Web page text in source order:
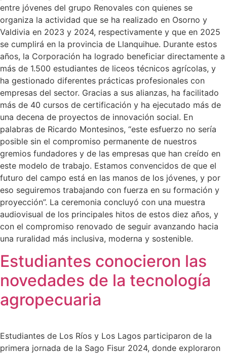
entre jóvenes del grupo Renovales con quienes se
organiza la actividad que se ha realizado en Osorno y
Valdivia en 2023 y 2024, respectivamente y que en 2025
se cumplirá en la provincia de Llanquihue. Durante estos
años, la Corporación ha logrado beneficiar directamente a
más de 1.500 estudiantes de liceos técnicos agrícolas, y
ha gestionado diferentes prácticas profesionales con
empresas del sector. Gracias a sus alianzas, ha facilitado
más de 40 cursos de certificación y ha ejecutado más de
una decena de proyectos de innovación social. En
palabras de Ricardo Montesinos, “este esfuerzo no sería
posible sin el compromiso permanente de nuestros
gremios fundadores y de las empresas que han creído en
este modelo de trabajo. Estamos convencidos de que el
futuro del campo está en las manos de los jóvenes, y por
eso seguiremos trabajando con fuerza en su formación y
proyección”. La ceremonia concluyó con una muestra
audiovisual de los principales hitos de estos diez años, y
con el compromiso renovado de seguir avanzando hacia
una ruralidad más inclusiva, moderna y sostenible.
Estudiantes conocieron las
novedades de la tecnología
agropecuaria
Estudiantes de Los Ríos y Los Lagos participaron de la
primera jornada de la Sago Fisur 2024, donde exploraron